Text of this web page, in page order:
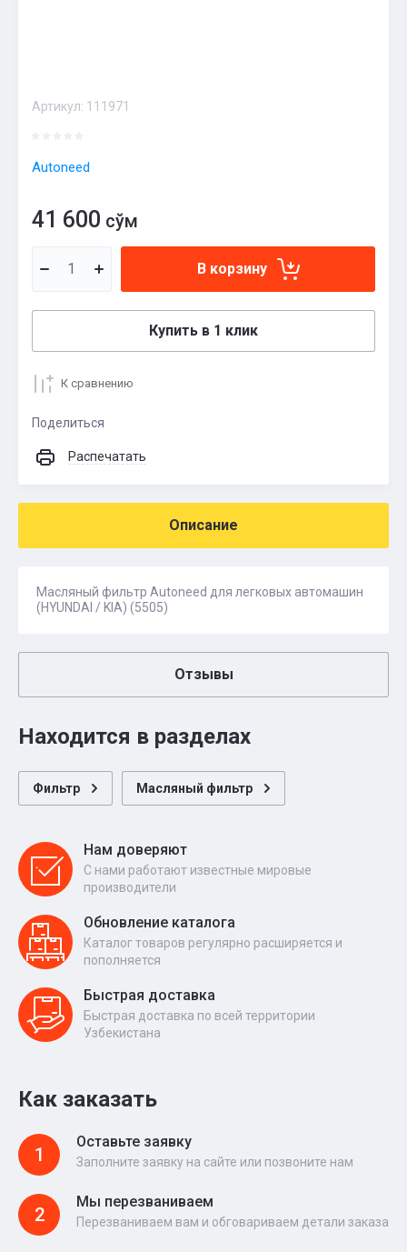
Артикул: 111971
Autoneed
41 600 сўм
В корзину
Купить в 1 клик
К сравнению
Поделиться
Распечатать
Описание
Масляный фильтр Autoneed для легковых автомашин
(HYUNDAI / KIA) (5505)
Отзывы
Находится в разделах
Фильтр Масляный фильтр
Нам доверяют
С нами работают известные мировые
производители
Обновление каталога
Каталог товаров регулярно расширяется и
пополняется
Быстрая доставка
Быстрая доставка по всей территории
Узбекистана
Как заказать
1
Оставьте заявку
Заполните заявку на сайте или позвоните нам
2
Мы перезваниваем
Перезваниваем вам и обговариваем детали заказа